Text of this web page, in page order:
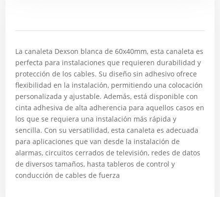
La canaleta Dexson blanca de 60x40mm, esta canaleta es
perfecta para instalaciones que requieren durabilidad y
protección de los cables. Su diseño sin adhesivo ofrece
flexibilidad en la instalación, permitiendo una colocación
personalizada y ajustable. Además, está disponible con
cinta adhesiva de alta adherencia para aquellos casos en
los que se requiera una instalación más rápida y
sencilla. Con su versatilidad, esta canaleta es adecuada
para aplicaciones que van desde la instalación de
alarmas, circuitos cerrados de televisión, redes de datos
de diversos tamaños, hasta tableros de control y
conducción de cables de fuerza